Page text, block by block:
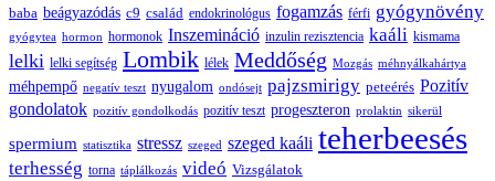
baba beágyazódás c9 család endokrinológus fogamzás férfi gyógynövény
gyógytea hormon hormonok Inszemináció inzulin rezisztencia kaáli kismama
lelki lelki segítség Lombik lélek Meddőség Mozgás méhnyálkahártya
méhpempő negatív teszt nyugalom ondósejt pajzsmirigy peteérés Pozitív
gondolatok pozitív gondolkodás pozitív teszt progeszteron prolaktin sikerül
spermium statisztika stressz szeged szeged kaáli teherbeesés
terhesség torna táplálkozás videó Vizsgálatok